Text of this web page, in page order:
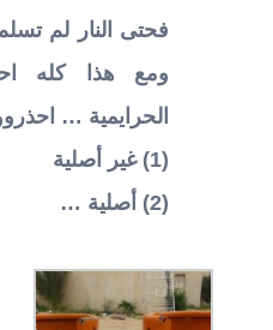
فحتى النار لم
ومع هذا كله
الحرايمية …
(1) غير أصلية
(2) أصلية …